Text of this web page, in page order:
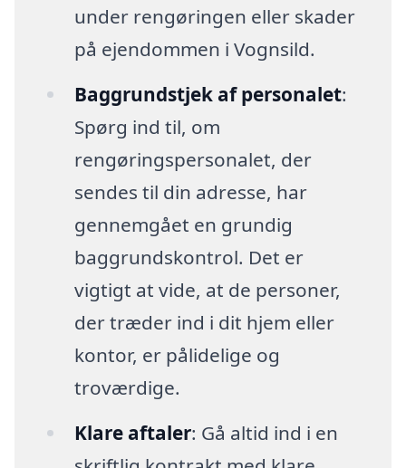
under rengøringen eller skader
på ejendommen i Vognsild.
Baggrundstjek af personalet:
Spørg ind til, om
rengøringspersonalet, der
sendes til din adresse, har
gennemgået en grundig
baggrundskontrol. Det er
vigtigt at vide, at de personer,
der træder ind i dit hjem eller
kontor, er pålidelige og
troværdige.
Klare aftaler: Gå altid ind i en